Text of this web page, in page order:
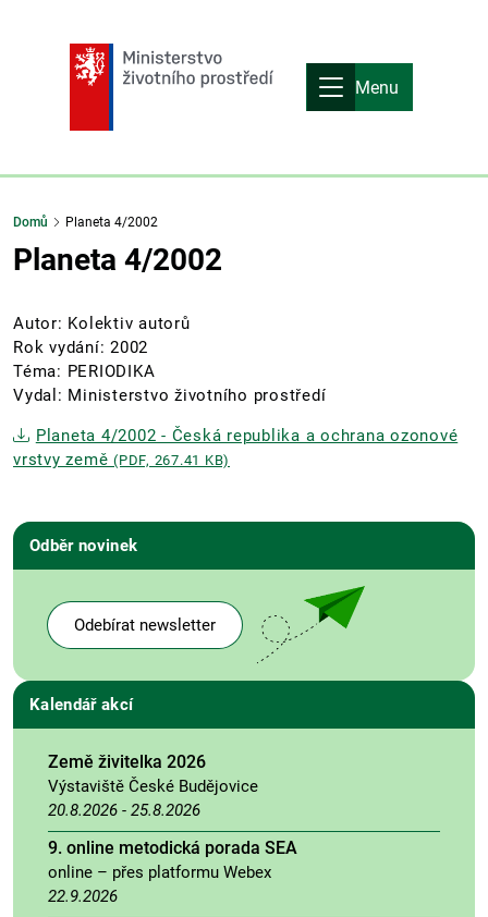
Menu
Domů Planeta 4/2002
Planeta 4/2002
Autor: Kolektiv autorů
Rok vydání: 2002
Téma: PERIODIKA
Vydal: Ministerstvo životního prostředí
Planeta 4/2002 - Česká republika a ochrana ozonové
vrstvy země (PDF, 267.41 KB)
Odběr novinek
Odebírat newsletter
Kalendář akcí
Země živitelka 2026
Výstaviště České Budějovice
20.8.2026 - 25.8.2026
9. online metodická porada SEA
online – přes platformu Webex
22.9.2026